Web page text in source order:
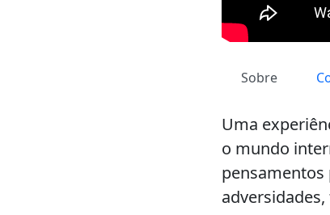
Sobre
Uma
o mundo
pensamentos